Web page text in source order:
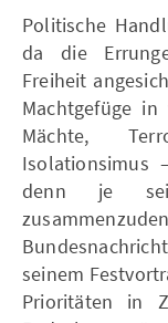
Politische
da die
Freiheit
Machtgefüge
Mächte,
Isolationsimus
denn je
seinem
Prioritäten in